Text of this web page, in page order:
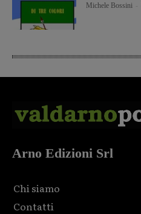
Michele Bossini
Arno Edizioni Srl
Chi siamo
Contatti